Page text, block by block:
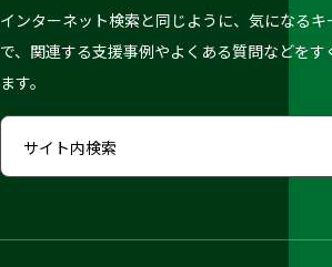
インターネット検索と同じように、気になる
で、関連する支援事例やよくある質問などを
ます。